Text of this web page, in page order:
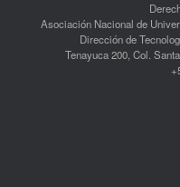
Asociación Nacional de
Dirección de
Tenayuca 200, Col.